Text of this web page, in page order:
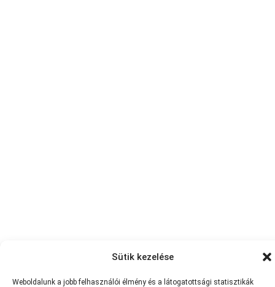
Sütik kezelése
Weboldalunk a jobb felhasználói élmény és a látogatottsági statisztikák
Adatvédelmi Tájékoztató| Süti Szabályzat